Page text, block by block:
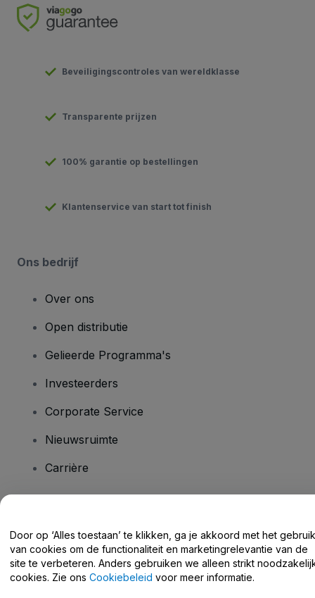
Beveiligingscontroles van wereldklasse
Transparente prijzen
100% garantie op bestellingen
Klantenservice van start tot finish
Ons bedrijf
Over ons
Open distributie
Gelieerde Programma's
Investeerders
Corporate Service
Nieuwsruimte
Carrière
Helpcentrum / Neem Contact Met Ons Op
Door op ‘Alles toestaan’ te klikken, ga je akkoord met het gebruik
van cookies om de functionaliteit en marketingrelevantie van de
site te verbeteren. Anders gebruiken we alleen strikt
cookies. Zie ons Cookiebeleid voor meer informatie.